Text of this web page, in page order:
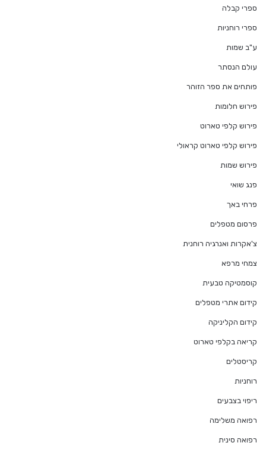
ספרי קבלה
ספרי רוחניות
ע"ב שמות
עולם הנסתר
פותחים את ספר הזוהר
פירוש חלומות
פירוש קלפי טארוט
פירוש קלפי טארוט קראולי
פירוש שמות
פנג שואי
פרחי באך
פרסום מטפלים
צ'אקרות ואנרגיה רוחנית
צמחי מרפא
קוסמטיקה טבעית
קידום אתרי מטפלים
קידום הקליניקה
קריאה בקלפי טארוט
קריסטלים
רוחניות
ריפוי בצבעים
רפואה משלימה
רפואה סינית